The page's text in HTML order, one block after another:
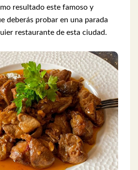
resultado este famoso y
deberás probar en una parada
restaurante de esta ciudad.